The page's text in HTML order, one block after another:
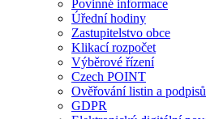
Povinné informace
Úřední hodiny
Zastupitelstvo obce
Klikací rozpočet
Výběrové řízení
Czech POINT
Ověřování listin a podpisů
GDPR